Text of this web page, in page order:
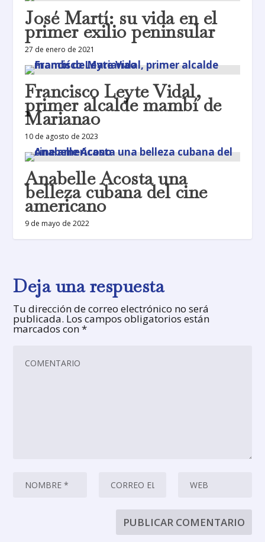
José Martí: su vida en el
primer exilio peninsular
27 de enero de 2021
Francisco Leyte Vidal,
primer alcalde mambí de
Marianao
10 de agosto de 2023
Anabelle Acosta una
belleza cubana del cine
americano
9 de mayo de 2022
Deja una respuesta
Tu dirección de correo electrónico no será
publicada. Los campos obligatorios están
marcados con*